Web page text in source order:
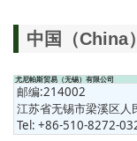
中国（China）
尤尼帕斯贸易（无锡）有限公司
邮编:214002
江苏省无锡市梁溪区
Tel: +86-510-8272-